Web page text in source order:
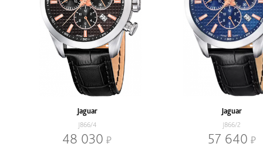
Jaguar
J866/4
48 030
Jaguar
J866/2
57 640